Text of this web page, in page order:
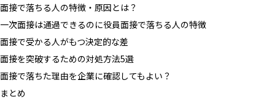
面接で落ちる人の特徴・原因とは？
一次面接は通過できるのに役員面接で落ちる人の特徴
面接で受かる人がもつ決定的な差
面接を突破するための対処方法5選
面接で落ちた理由を企業に確認してもよい？
まとめ